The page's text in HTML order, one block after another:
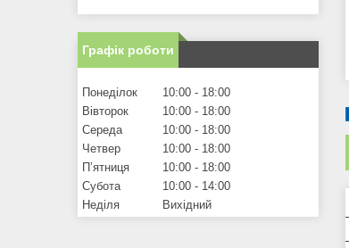
Графік роботи
Понеділок 10:00
18:00
Вівторок
10:00
18:00
Середа
10:00
18:00
Четвер
10:00
18:00
Пʼятниця
10:00
18:00
Субота
10:00
14:00
Неділя
Вихідний